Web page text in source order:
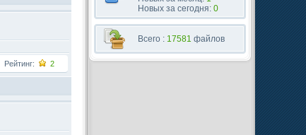
Рейтинг: 2
Новых за сегодня: 0
Всего : 17581 файлов